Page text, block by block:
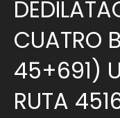
CUATRO
45+691)
RUTA